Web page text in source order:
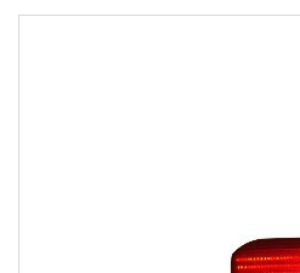
Запчастини для автомобілів